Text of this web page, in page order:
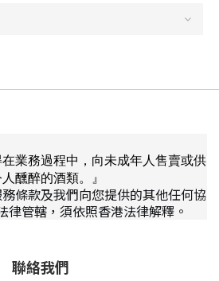
在業務過程中，向未成年人售賣或供
醺醉的酒類。』
條款及我們向您提供的其他任何協
律管轄，須依照香港法律解釋。
聯絡我們